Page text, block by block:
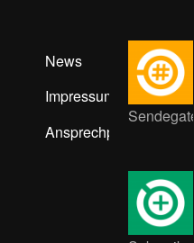
News
Impressum
Ansprechpartner:innen
Sendegate